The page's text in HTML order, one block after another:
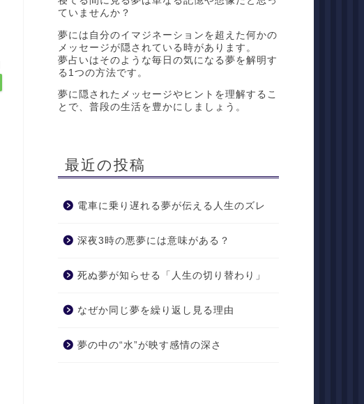
ていませんか？
夢には自分のイマジネーションを超えた何かの
メッセージが隠されている時があります。
夢占いはそのような毎日の気になる夢を解明す
る1つの方法です。
夢に隠されたメッセージやヒントを理解するこ
とで、普段の生活を豊かにしましょう。
最近の投稿
電車に乗り遅れる夢が伝える人生のズレ
深夜3時の悪夢には意味がある？
死ぬ夢が知らせる「人生の切り替わり」
なぜか同じ夢を繰り返し見る理由
夢の中の“水”が映す感情の深さ